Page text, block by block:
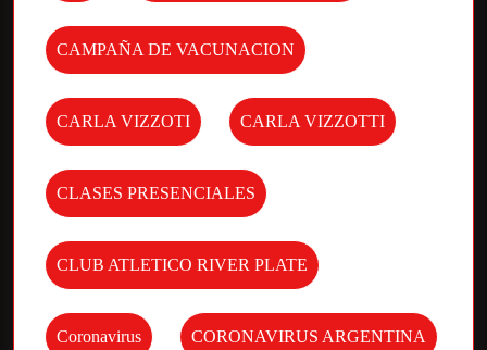
CAMPAÑA DE VACUNACION
CARLA VIZZOTI CARLA VIZZOTTI
CLASES PRESENCIALES
CLUB ATLETICO RIVER PLATE
Coronavirus CORONAVIRUS ARGENTINA